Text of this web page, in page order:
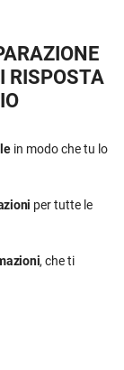
RISPOSTA
in modo che tu lo
per tutte le
, che ti